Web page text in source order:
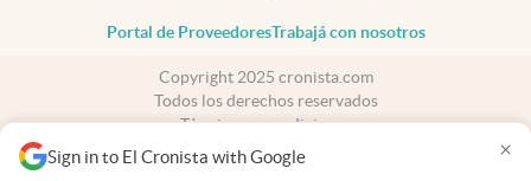
Sign in to El Cronista with Google ×
Portal de ProveedoresTrabajá con nosotros
Copyright 2025 cronista.com
Todos los derechos reservados
Términos y condiciones
Privacidad
Consentimiento